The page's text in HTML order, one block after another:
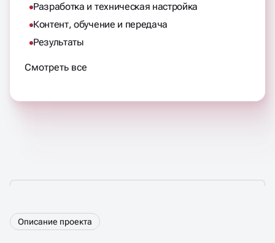
Разработка и техническая настройка
Контент, обучение и передача
Результаты
Смотреть все
Описание проекта